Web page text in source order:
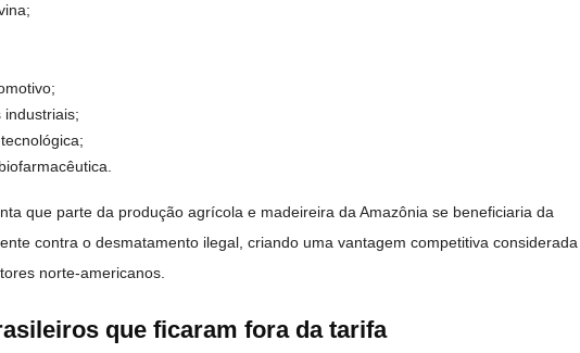
industriais;
que parte da produção agrícola e madeireira da Amazônia se beneficiaria da
contra o desmatamento ilegal, criando uma vantagem competitiva considerada
norte-americanos.
que ficaram fora da tarifa